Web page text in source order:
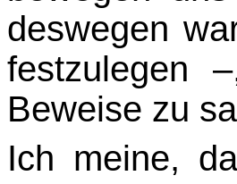
deswegen
festzulegen
Beweise zu
Ich meine,